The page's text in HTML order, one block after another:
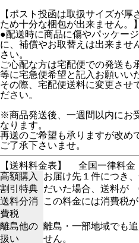
【ポスト投函は取扱サイズが
ため十分な梱包が出来ません。】
●配送時に商品に傷やパッケー
に、補償やお取替えは出来ませ
さい。
ご心配な方は宅配便での発送も
等に宅急便希望と記入お願いい
その際、宅配便送料に変更させ
ださい。
※商品発送後、一週間以内にお
なります。
再送のご希望も承りますが改め
ご了承下さいませ。
【送料料金表】
全国一律料金
高額購入
割引特典
お届け先１件につき
だいた場合、送料が
送料分消
費税
この料金には消費税
離島他の
扱い
離島・一部地域でも
せん。